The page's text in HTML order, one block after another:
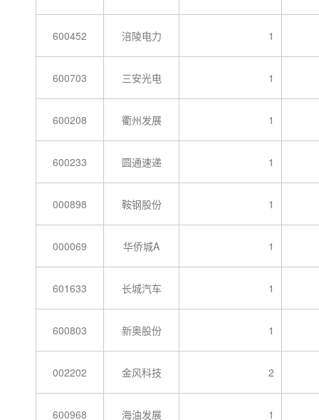
600452 涪陵电力 1
600703 三安光电 1
600208 衢州发展 1
600233 圆通速递 1
000898 鞍钢股份 1
000069 华侨城A 1
601633 长城汽车 1
600803 新奥股份 1
002202 金风科技 2
600968 海油发展 1